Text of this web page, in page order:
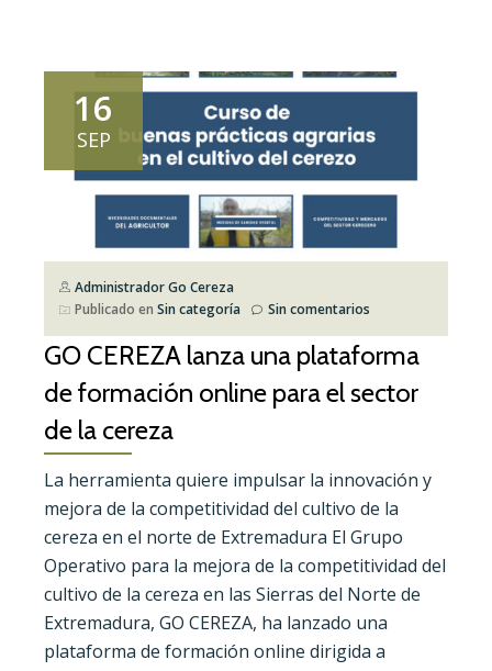
16
SEP
Administrador Go Cereza
Publicado en Sin categoría Sin comentarios
GO CEREZA lanza una plataforma
de formación online para el sector
de la cereza
La herramienta quiere impulsar la innovación y
mejora de la competitividad del cultivo de la
cereza en el norte de Extremadura El Grupo
Operativo para la mejora de la competitividad del
cultivo de la cereza en las Sierras del Norte de
Extremadura, GO CEREZA, ha lanzado una
plataforma de formación online dirigida a